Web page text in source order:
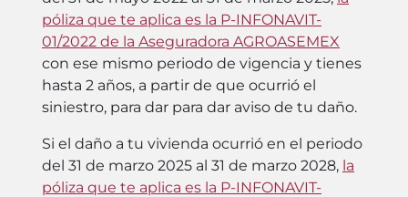
póliza que te aplica es la P-INFONAVIT-
01/2022 de la Aseguradora AGROASEMEX
con ese mismo periodo de vigencia y tienes
hasta 2 años, a partir de que ocurrió el
siniestro, para dar para dar aviso de tu daño.
Si el daño a tu vivienda ocurrió en el periodo
del 31 de marzo 2025 al 31 de marzo 2028, la
póliza que te aplica es la P-INFONAVIT-